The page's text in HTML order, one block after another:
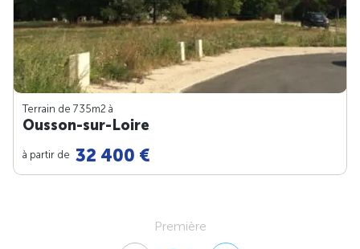
Terrain de 735m2 à
Ousson-sur-Loire
à partir de 32 400 €
Première